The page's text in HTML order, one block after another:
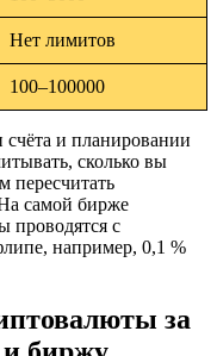
Нет лимитов
100–100000
и планировании
сколько вы
пересчитать
самой бирже
проводятся с
например, 0,1 %
за